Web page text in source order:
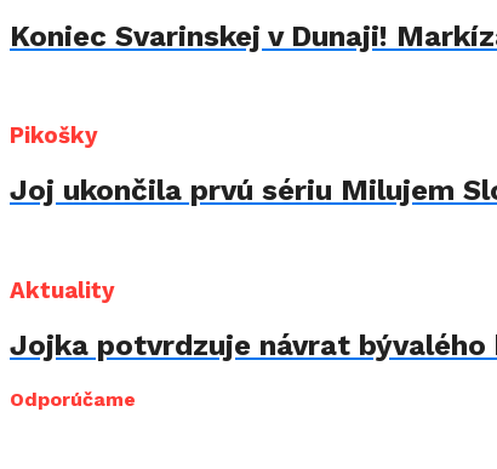
Koniec Svarinskej v Dunaji!
Pikošky
Joj ukončila prvú sériu Milujem
Aktuality
Jojka potvrdzuje návrat
Odporúčame